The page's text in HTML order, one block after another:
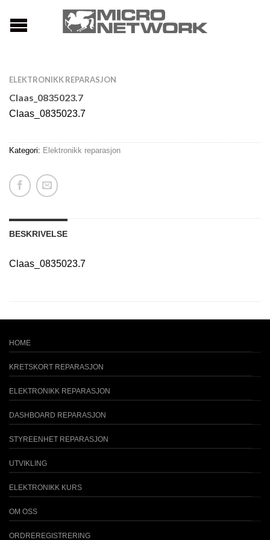
ELEKTRONIKK REPARASJON
Claas_0835023.7
Claas_0835023.7
Kategori: Elektronikk reparasjon
BESKRIVELSE
Claas_0835023.7
HOME
KRETSKORT REPARASJON
ELEKTRONIKK REPARASJON
DASHBOARD REPARASJON
STYREENHET REPARASJON
UTVIKLING
ELEKTRONIKK KURS
OM OSS
ORDREREGISTRERING